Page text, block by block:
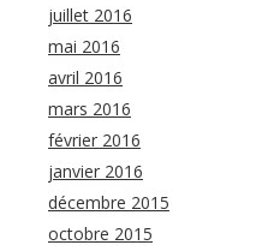
juillet 2016
mai 2016
avril 2016
mars 2016
février 2016
janvier 2016
décembre 2015
octobre 2015